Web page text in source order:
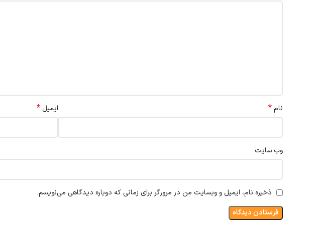
نام* ایمیل *
وب‌ سایت
ذخیره نام، ایمیل و وبسایت من در مرورگر برای زمانی که دوباره دیدگاهی می‌نویسم.